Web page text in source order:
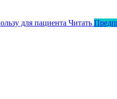
для пациента Читать